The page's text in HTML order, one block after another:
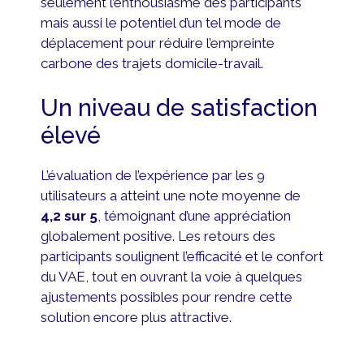
mais aussi le potentiel d’un tel mode de
déplacement pour réduire l’empreinte
carbone des trajets domicile-travail.
Un niveau de satisfaction
élevé
L’évaluation de l’expérience par les 9
utilisateurs a atteint une note moyenne de
4,2 sur 5, témoignant d’une appréciation
globalement positive. Les retours des
participants soulignent l’efficacité et le confort
du VAE, tout en ouvrant la voie à quelques
ajustements possibles pour rendre cette
solution encore plus attractive.